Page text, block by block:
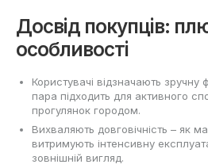
Досвід покупців:
особливості
Користувачі відзначають
пара підходить для активного
прогулянок городом.
Вихваляють довговічність – як
витримують інтенсивну
зовнішній вигляд.